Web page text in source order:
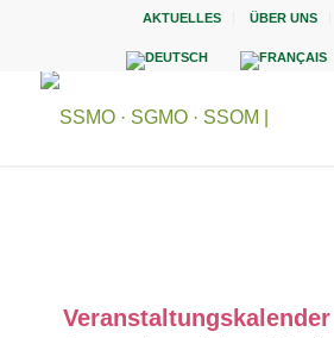
AKTUELLES ÜBER UNS
Veranstaltungskalender